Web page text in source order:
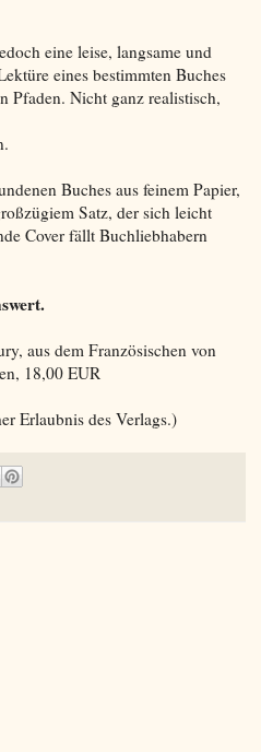
eine leise, langsame und
eines bestimmten Buches
Pfaden. Nicht ganz realistisch,
Buches aus feinem Papier,
Satz, der sich leicht
Cover fällt Buchliebhabern
aus dem Französischen von
18,00 EUR
Erlaubnis des Verlags.)